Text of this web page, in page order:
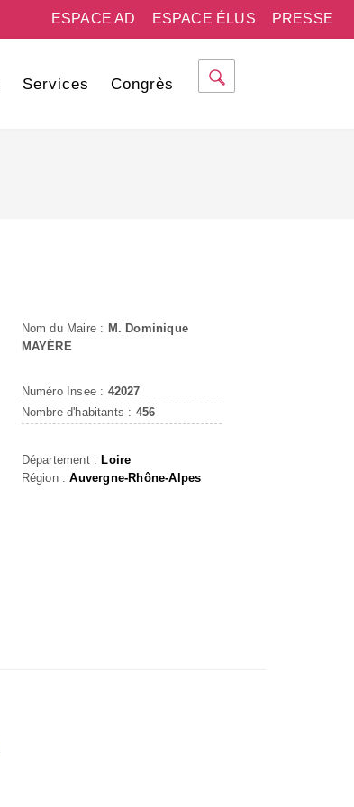
PRESSE
ESPACE ÉLUS
ESPACE AD
Services Congrès
Nom du Maire : M. Dominique
MAYÈRE
Numéro Insee : 42027
Nombre d'habitants : 456
Département : Loire
Région :Auvergne-Rhône-Alpes